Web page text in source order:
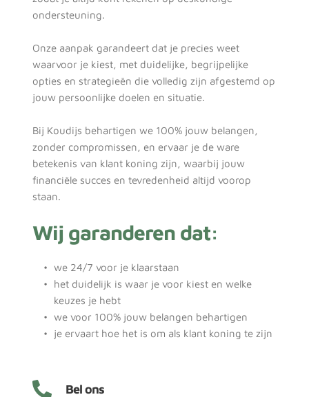
ondersteuning.
Onze aanpak garandeert dat je precies weet
waarvoor je kiest, met duidelijke, begrijpelijke
opties en strategieën die volledig zijn afgestemd op
jouw persoonlijke doelen en situatie.
Bij Koudijs behartigen we 100% jouw belangen,
zonder compromissen, en ervaar je de ware
betekenis van klant koning zijn, waarbij jouw
financiële succes en tevredenheid altijd voorop
staan.
Wij garanderen dat:
we 24/7 voor je klaarstaan
het duidelijk is waar je voor kiest en welke
keuzes je hebt
we voor 100% jouw belangen behartigen
je ervaart hoe het is om als klant koning te zijn
Bel ons